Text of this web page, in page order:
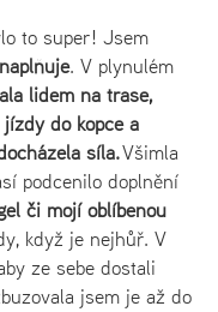
to super! Jsem
. V plynulém
lidem na trase,
do kopce a
síla.Všimla
podcenilo doplnění
či mojí oblíbenou
když je nejhůř. V
ze sebe dostali
jsem je až do